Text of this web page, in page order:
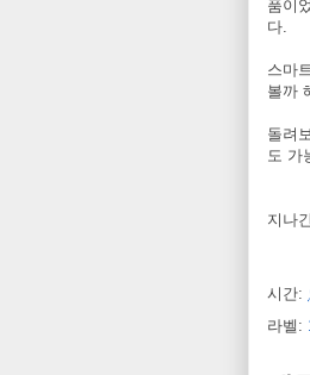
품이
다.
스마
볼까
돌려
도 가
지나
시간:
라벨: